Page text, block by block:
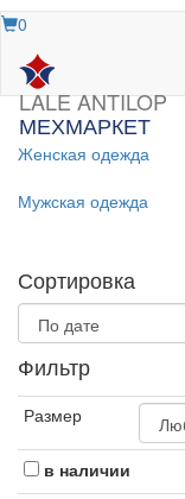
0
LALE ANTILOP
МЕХМАРКЕТ
Женская одежда
Мужская одежда
Сортировка
Фильтр
Размер
в наличии